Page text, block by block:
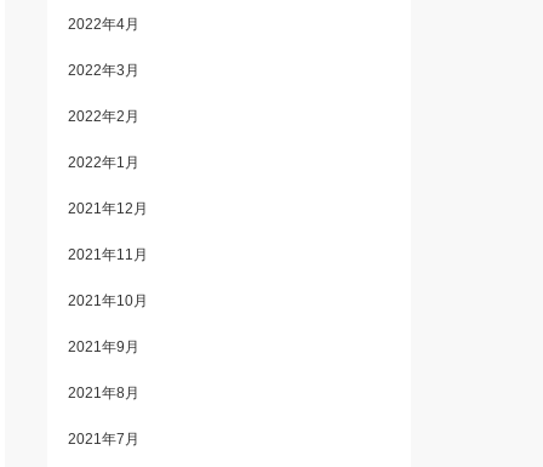
2022年4月
2022年3月
2022年2月
2022年1月
2021年12月
2021年11月
2021年10月
2021年9月
2021年8月
2021年7月